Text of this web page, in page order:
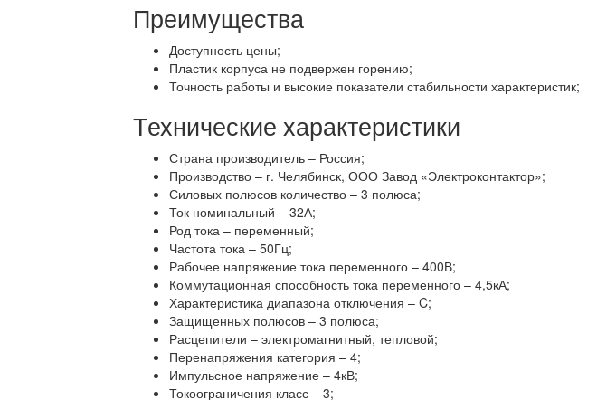
Преимущества
Доступность цены;
Пластик корпуса не подвержен горению;
Точность работы и высокие показатели стабильности характеристик;
Технические характеристики
Страна производитель – Россия;
Производство – г. Челябинск, ООО Завод «Электроконтактор»;
Силовых полюсов количество – 3 полюса;
Ток номинальный – 32А;
Род тока – переменный;
Частота тока – 50Гц;
Рабочее напряжение тока переменного – 400В;
Коммутационная способность тока переменного – 4,5кА;
Характеристика диапазона отключения – C;
Защищенных полюсов – 3 полюса;
Расцепители – электромагнитный, тепловой;
Перенапряжения категория – 4;
Импульсное напряжение – 4кВ;
Токоограничения класс – 3;